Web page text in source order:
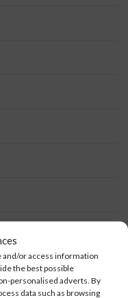
and/or access information
the best possible
personalised adverts. By
data such as browsing
Ersatzteile, MAN